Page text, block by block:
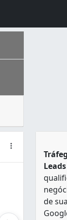
uma área
Leads
de